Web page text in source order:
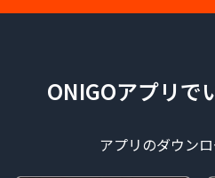
ONIGOアプリで
アプリのダウン